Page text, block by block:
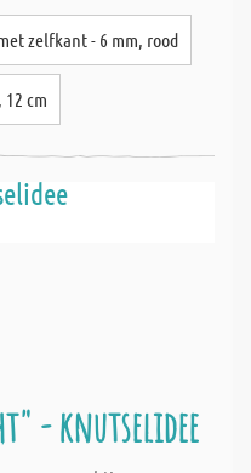
zelfkant - 6 mm, rood
12 cm
- knutselidee